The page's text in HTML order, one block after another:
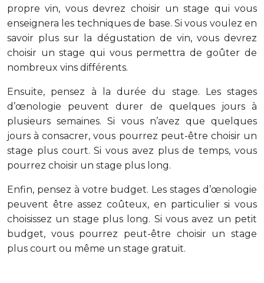
propre vin, vous devrez choisir un stage qui vous
enseignera les techniques de base. Si vous voulez en
savoir plus sur la dégustation de vin, vous devrez
choisir un stage qui vous permettra de goûter de
nombreux vins différents.
Ensuite, pensez à la durée du stage. Les stages
d’œnologie peuvent durer de quelques jours à
plusieurs semaines. Si vous n’avez que quelques
jours à consacrer, vous pourrez peut-être choisir un
stage plus court. Si vous avez plus de temps, vous
pourrez choisir un stage plus long.
Enfin, pensez à votre budget. Les stages d’œnologie
peuvent être assez coûteux, en particulier si vous
choisissez un stage plus long. Si vous avez un petit
budget, vous pourrez peut-être choisir un stage
plus court ou même un stage gratuit.